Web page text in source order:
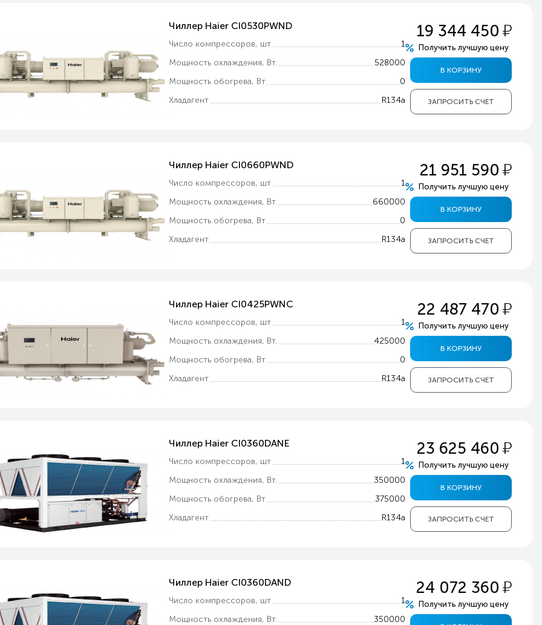
Чиллер Haier CI0530PWND
Число компрессоров, шт
1
Мощность охлаждения, Вт.
528000
Мощность обогрева, Вт
0
Хладагент
R134a
19 344 450 у
Получить лучшую цену
ЗАПРОСИТЬ СЧЕТ
В КОРЗИНУ
Чиллер Haier CI0660PWND
Число компрессоров, шт
1
Мощность охлаждения, Вт.
660000
Мощность обогрева, Вт
0
Хладагент
R134a
21 951 590 у
Получить лучшую цену
ЗАПРОСИТЬ СЧЕТ
В КОРЗИНУ
Чиллер Haier CI0425PWNC
Число компрессоров, шт
1
Мощность охлаждения, Вт.
425000
Мощность обогрева, Вт
0
Хладагент
R134a
22 487 470 у
Получить лучшую цену
ЗАПРОСИТЬ СЧЕТ
В КОРЗИНУ
Чиллер Haier CI0360DANE
Число компрессоров, шт
1
Мощность охлаждения, Вт.
350000
Мощность обогрева, Вт
375000
Хладагент
R134a
23 625 460 у
Получить лучшую цену
ЗАПРОСИТЬ СЧЕТ
В КОРЗИНУ
Чиллер Haier CI0360DAND
Число компрессоров, шт
1
Мощность охлаждения, Вт.
350000
24 072 360 у
Получить лучшую цену